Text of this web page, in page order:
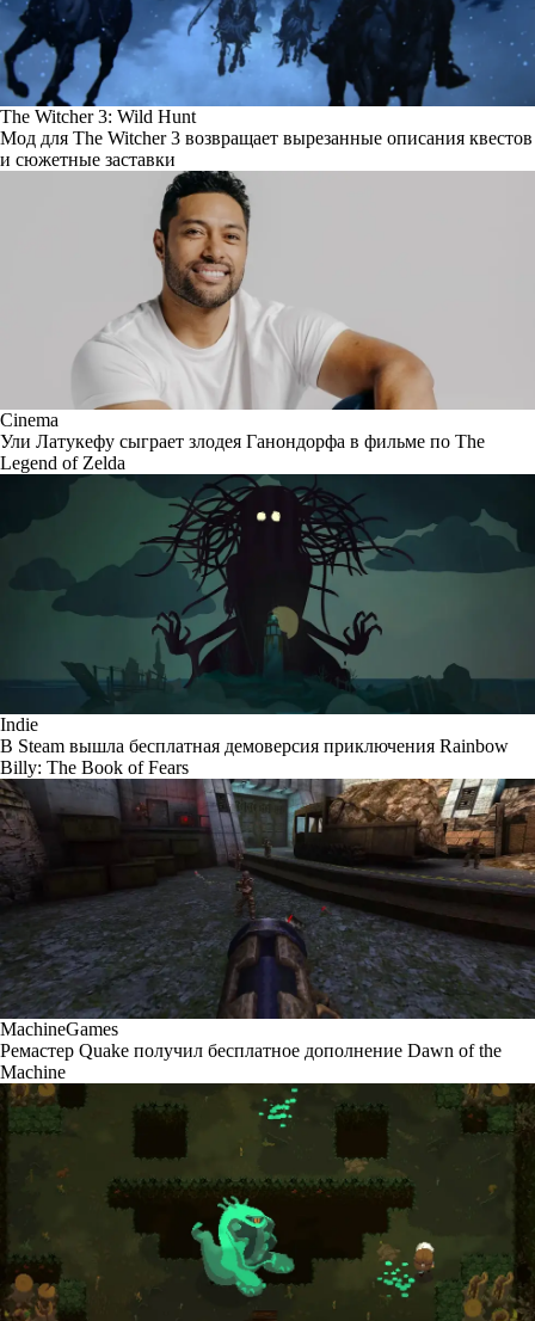
The Witcher 3: Wild Hunt
Мод для The Witcher 3 возвращает вырезанные описания квестов
и сюжетные заставки
Cinema
Ули Латукефу сыграет злодея Ганондорфа в фильме по The
Legend of Zelda
Indie
В Steam вышла бесплатная демоверсия приключения Rainbow
Billy: The Book of Fears
MachineGames
Ремастер Quake получил бесплатное дополнение Dawn of the
Machine